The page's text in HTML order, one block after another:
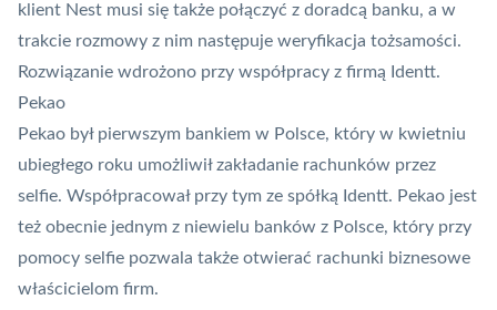
klient Nest musi się także połączyć z doradcą banku, a w
trakcie rozmowy z nim następuje weryfikacja tożsamości.
Rozwiązanie wdrożono przy współpracy z firmą Identt.
Pekao
Pekao był pierwszym bankiem w Polsce, który w kwietniu
ubiegłego roku umożliwił zakładanie rachunków przez
selfie. Współpracował przy tym ze spółką Identt. Pekao jest
też obecnie jednym z niewielu banków z Polsce, który przy
pomocy selfie pozwala także otwierać rachunki biznesowe
właścicielom firm.